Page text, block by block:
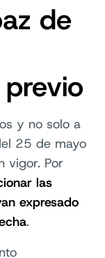
de
y no solo a
25 de mayo
vigor. Por
las
expresado
.